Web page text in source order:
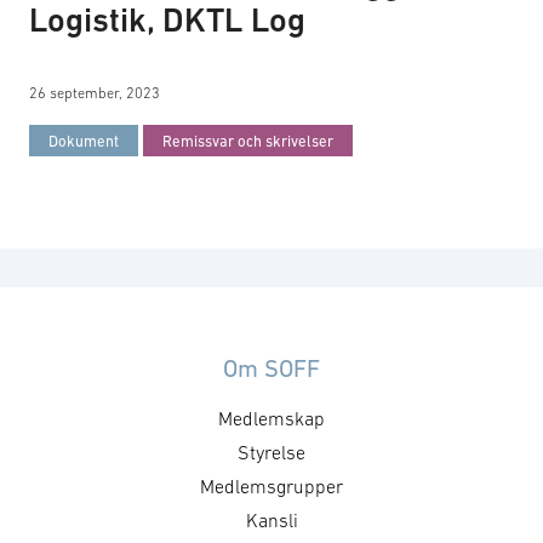
Logistik, DKTL Log
26 september, 2023
Dokument Remissvar och skrivelser
Om SOFF
Medlemskap
Styrelse
Medlemsgrupper
Kansli